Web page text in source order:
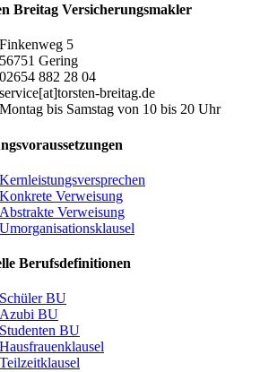
Breitag Versicherungsmakler
Finkenweg 5
56751 Gering
02654 882 28 04
service[at]torsten-breitag.de
Montag bis Samstag von 10 bis 20 Uhr
Kernleistungsversprechen
Konkrete Verweisung
Abstrakte Verweisung
Umorganisationsklausel
Berufsdefinitionen
Schüler BU
Azubi BU
Studenten BU
Hausfrauenklausel
Teilzeitklausel